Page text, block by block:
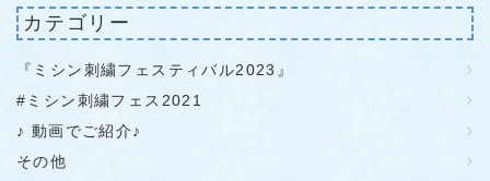
カテゴリー
『ミシン刺繍フェスティバル2023』
#ミシン刺繍フェス2021
♪ 動画でご紹介♪
その他